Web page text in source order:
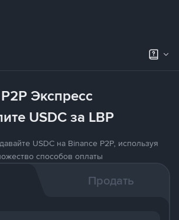
P2P Экспресс
USDC за LBP
USDC на Binance P2P, используя
способов оплаты
Продать